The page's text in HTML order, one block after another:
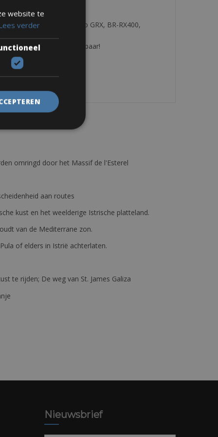
weg, remmen: Shimano GRX, BR-RX400,
fietstassen zijn beschikbaar!
omringd door het Massif de l'Esterel
aan routes
kust en het weelderige Istrische platteland.
van de Mediterrane zon.
of elders in Istrië achterlaten.
te rijden; De weg van St. James Galiza
Nieuwsbrief
website te
verder